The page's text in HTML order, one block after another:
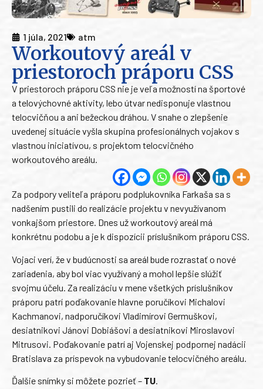
1 júla, 2021 atm
Workoutový areál v
priestoroch práporu CSS
V priestoroch práporu CSS nie je veľa možností na športové
a telovýchovné aktivity, lebo útvar nedisponuje vlastnou
telocvičňou a ani bežeckou dráhou. V snahe o zlepšenie
uvedenej situácie vyšla skupina profesionálnych vojakov s
vlastnou iniciatívou, s projektom telocvičného
workoutového areálu.
Za podpory veliteľa práporu podplukovníka Farkaša sa s
nadšením pustili do realizácie projektu v nevyužívanom
vonkajšom priestore. Dnes už workoutový areál má
konkrétnu podobu a je k dispozícii príslušníkom práporu CSS.
Vojaci verí, že v budúcnosti sa areál bude rozrastať o nové
zariadenia, aby bol viac využívaný a mohol lepšie slúžiť
svojmu účelu. Za realizáciu v mene všetkých príslušníkov
práporu patrí poďakovanie hlavne poručíkovi Michalovi
Kachmanovi, nadporučíkovi Vladimírovi Germuškovi,
desiatnikovi Jánovi Dobiášovi a desiatnikovi Miroslavovi
Mitrusovi. Poďakovanie patrí aj Vojenskej podpornej nadácii
Bratislava za príspevok na vybudovanie telocvičného areálu.
Ďalšie snímky si môžete pozrieť – TU.